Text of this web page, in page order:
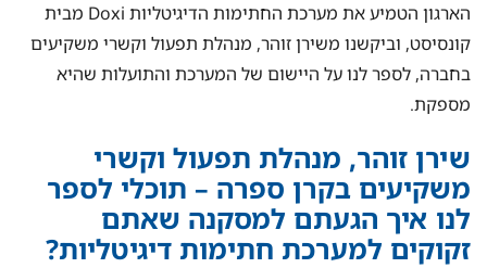
הארגון הטמיע את מערכת החתימות הדיגיטליות Doxi מבית
קונסיסט, וביקשנו משירן זוהר, מנהלת תפעול וקשרי משקיעים
בחברה, לספר לנו על היישום של המערכת והתועלות שהיא
מספקת.
שירן זוהר, מנהלת תפעול וקשרי
משקיעים בקרן ספרה – תוכלי לספר
לנו איך הגעתם למסקנה שאתם
זקוקים למערכת חתימות דיגיטליות?